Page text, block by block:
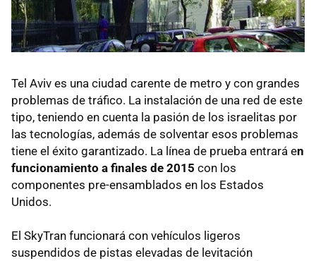
Tel Aviv es una ciudad carente de metro y con grandes
problemas de tráfico. La instalación de una red de este
tipo, teniendo en cuenta la pasión de los israelitas por
las tecnologías, además de solventar esos problemas
tiene el éxito garantizado. La línea de prueba entrará en
funcionamiento a finales de 2015 con los
componentes pre-ensamblados en los Estados
Unidos.
El SkyTran funcionará con vehículos ligeros
suspendidos de pistas elevadas de levitación